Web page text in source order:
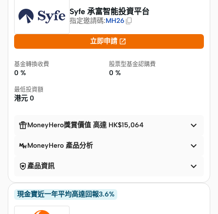
Syfe 承富智能投資平台
指定邀請碼:MH26
立即申請 
基金轉換收費
0 %
股票型基金認購費
0 %
最低投資額
港元 0
MoneyHero獎賞價值 高達 HK$15,064 
MoneyHero 產品分析 
 產品資訊 
現金寶近一年平均高達回報3.6%